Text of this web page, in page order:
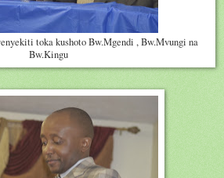
toka kushoto Bw.Mgendi , Bw.Mvungi na
Bw.Kingu